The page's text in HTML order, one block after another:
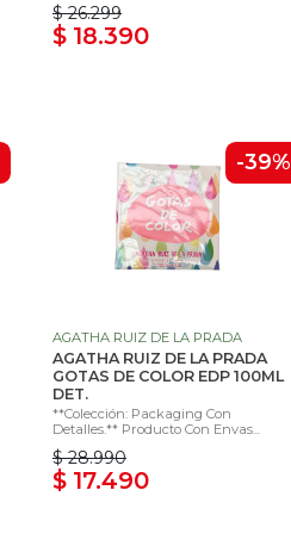
$ 26.299
$ 18.390
-39%
AGATHA RUIZ DE LA PRADA
AGATHA RUIZ DE LA PRADA
GOTAS DE COLOR EDP 100ML
DET.
**Colección: Packaging Con
Detalles.** Producto Con Envas...
$ 28.990
$ 17.490